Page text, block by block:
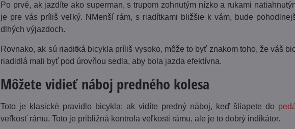
Po prvé, ak jazdíte ako superman, s trupom zohnutým nízko a rukami
je pre vás príliš veľký. NMenší rám, s riadítkami bližšie k vám, bude
dlhých výjazdoch.
Rovnako, ak sú riaditká bicykla príliš vysoko, môže to byť znakom toho, že váš
riadidlá mali byť pod úrovňou sedla, aby bola jazda efektívna.
Môžete vidieť náboj predného kolesa
Toto je klasické pravidlo bicykla: ak vidíte predný náboj, keď šliapete do
veľkosť rámu. Toto je približná kontrola veľkosti rámu, ale je to dobrý indikátor.